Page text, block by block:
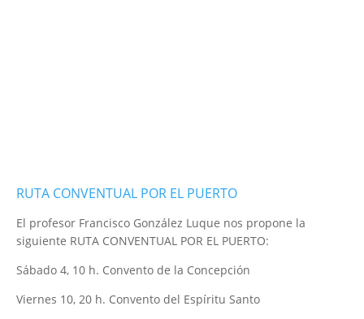
RUTA CONVENTUAL POR EL PUERTO
El profesor Francisco González Luque nos propone la
siguiente RUTA CONVENTUAL POR EL PUERTO:
Sábado 4, 10 h. Convento de la Concepción
Viernes 10, 20 h. Convento del Espíritu Santo